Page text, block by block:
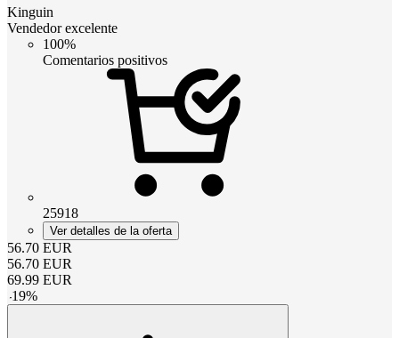
Kinguin
Vendedor excelente
100%
Comentarios positivos
25918
Ver detalles de la oferta
56.70 EUR
56.70 EUR
69.99 EUR
-19%